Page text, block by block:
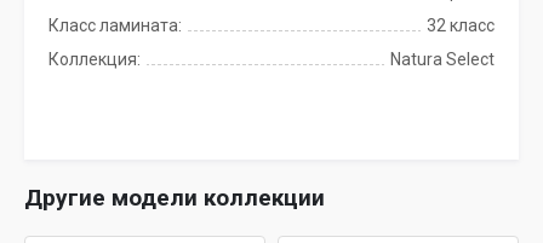
Класс ламината:
32 класс
Коллекция:
Natura Select
Другие модели коллекции